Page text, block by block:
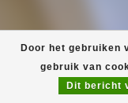
Door het gebruiken
gebruik van
Dit bericht